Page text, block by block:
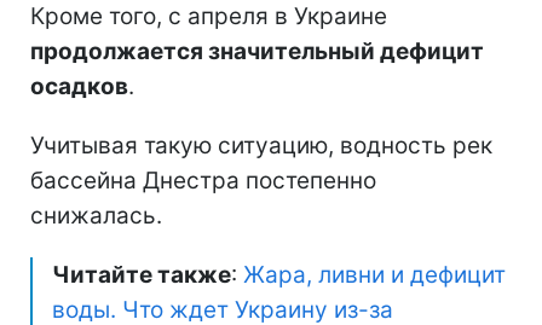
Кроме того, с апреля в Украине
продолжается значительный дефицит
осадков.
Учитывая такую ситуацию, водность рек
бассейна Днестра постепенно
снижалась.
Читайте также: Жара, ливни и дефицит
воды. Что ждет Украину из-за